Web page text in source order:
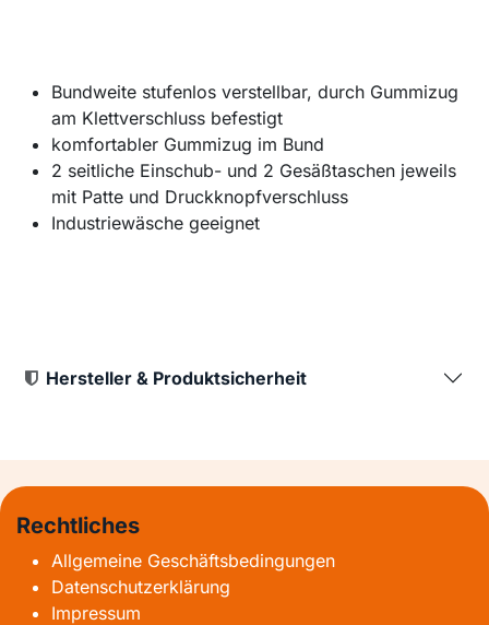
Bundweite stufenlos verstellbar, durch Gummizug
am Klettverschluss befestigt
komfortabler Gummizug im Bund
2 seitliche Einschub- und 2 Gesäßtaschen jeweils
mit Patte und Druckknopfverschluss
Industriewäsche geeignet
Hersteller & Produktsicherheit
Rechtliches
Allgemeine Geschäftsbedingungen
Datenschutzerklärung
Impressum